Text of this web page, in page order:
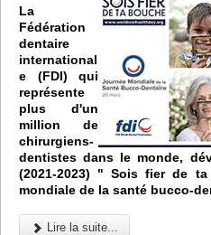
La
Fédération
dentaire
international
e (FDI) qui
représente
plus d'un
million de
chirurgiens-
dentistes dans le monde,
(2021-2023) " Sois fier de
mondiale de la santé bucco-
Lire la suite...